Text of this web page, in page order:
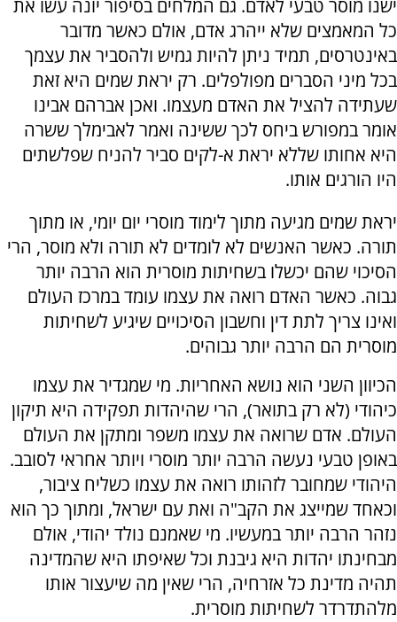
ישנו מוסר טבעי לאדם. גם המלחים בסיפור יונה עשו את
כל המאמצים שלא ייהרג אדם, אולם כאשר מדובר
באינטרסים, תמיד ניתן להיות גמיש ולהסביר את עצמך
בכל מיני הסברים מפולפלים. רק יראת שמים היא זאת
שעתידה להציל את האדם מעצמו. ואכן אברהם אבינו
אומר במפורש ביחס לכך ששינה ואמר לאבימלך ששרה
היא אחותו שללא יראת א-לקים סביר להניח שפלשתים
היו הורגים אותו.
יראת שמים מגיעה מתוך לימוד מוסרי יום יומי, או מתוך
תורה. כאשר האנשים לא לומדים לא תורה ולא מוסר, הרי
הסיכוי שהם יכשלו בשחיתות מוסרית הוא הרבה יותר
גבוה. כאשר האדם רואה את עצמו עומד במרכז העולם
ואינו צריך לתת דין וחשבון הסיכויים שיגיע לשחיתות
מוסרית הם הרבה יותר גבוהים.
הכיוון השני הוא נושא האחריות. מי שמגדיר את עצמו
כיהודי (לא רק בתואר), הרי שהיהדות תפקידה היא תיקון
העולם. אדם שרואה את עצמו משפר ומתקן את העולם
באופן טבעי נעשה הרבה יותר מוסרי ויותר אחראי לסובב.
היהודי שמחובר לזהותו רואה את עצמו כשליח ציבור,
וכאחד שמייצג את הקב"ה ואת עם ישראל, ומתוך כך הוא
נזהר הרבה יותר במעשיו. מי שאמנם נולד יהודי, אולם
מבחינתו יהדות היא גיבנת וכל שאיפתו היא שהמדינה
תהיה מדינת כל אזרחיה, הרי שאין מה שיעצור אותו
מלהתדרדר לשחיתות מוסרית.